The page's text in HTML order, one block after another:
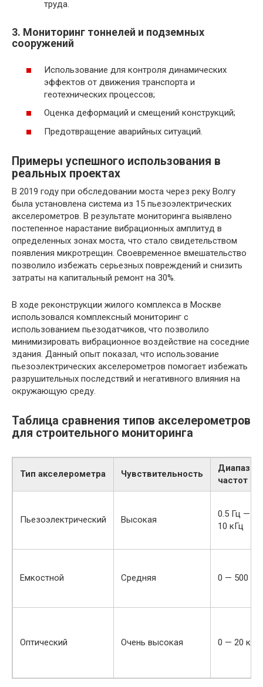
труда.
3. Мониторинг тоннелей и подземных
сооружений
Использование для контроля динамических
эффектов от движения транспорта и
геотехнических процессов;
Оценка деформаций и смещений конструкций;
Предотвращение аварийных ситуаций.
Примеры успешного использования в
реальных проектах
В 2019 году при обследовании моста через реку Волгу
была установлена система из 15 пьезоэлектрических
акселерометров. В результате мониторинга выявлено
постепенное нарастание вибрационных амплитуд в
определенных зонах моста, что стало свидетельством
появления микротрещин. Своевременное вмешательство
позволило избежать серьезных повреждений и снизить
затраты на капитальный ремонт на 30%.
В ходе реконструкции жилого комплекса в Москве
использовался комплексный мониторинг с
использованием пьезодатчиков, что позволило
минимизировать вибрационное воздействие на соседние
здания. Данный опыт показал, что использование
пьезоэлектрических акселерометров помогает избежать
разрушительных последствий и негативного влияния на
окружающую среду.
Таблица сравнения типов акселерометров
для строительного мониторинга
Тип акселерометра Чувствительность
Диапазон
частот
Пьезоэлектрический Высокая
0.5 Гц —
10 кГц
Емкостной Средняя 0 — 500 Гц
Оптический Очень высокая 0 — 20 кГц